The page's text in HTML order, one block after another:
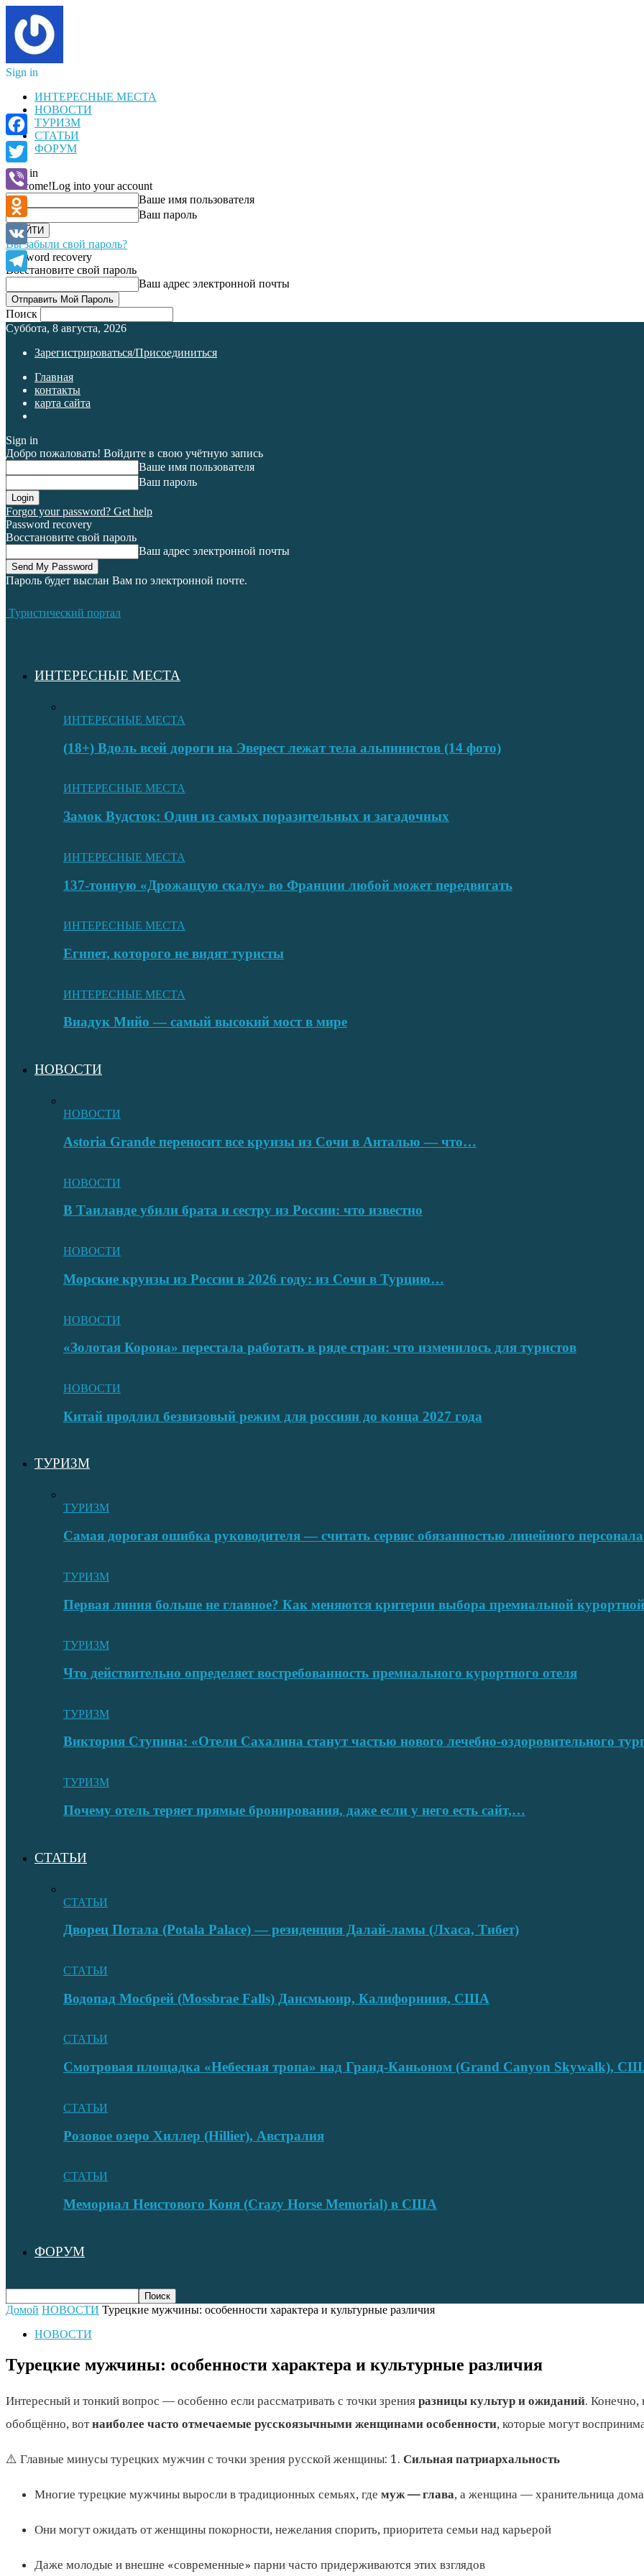
Sign in
ИНТЕРЕСНЫЕ МЕСТА
НОВОСТИ
ТУРИЗМ
СТАТЬИ
ФОРУМ
Sign in
Welcome!Log into your account
Ваше имя пользователя
Ваш пароль
Вы забыли свой пароль?
Password recovery
Восстановите свой пароль
Ваш адрес электронной почты
Поиск
Суббота, 8 августа, 2026
Зарегистрироваться/Присоединиться
Главная
контакты
карта сайта
Sign in
Добро пожаловать! Войдите в свою учётную запись
Ваше имя пользователя
Ваш пароль
Forgot your password? Get help
Password recovery
Восстановите свой пароль
Ваш адрес электронной почты
Пароль будет выслан Вам по электронной почте.
Туристический портал
ИНТЕРЕСНЫЕ МЕСТА
ИНТЕРЕСНЫЕ МЕСТА
(18+) Вдоль всей дороги на Эверест лежат тела альпинистов (14 фото)
ИНТЕРЕСНЫЕ МЕСТА
Замок Вудсток: Один из самых поразительных и загадочных
ИНТЕРЕСНЫЕ МЕСТА
137-тонную «Дрожащую скалу» во Франции любой может передвигать
ИНТЕРЕСНЫЕ МЕСТА
Египет, которого не видят туристы
ИНТЕРЕСНЫЕ МЕСТА
Виадук Мийо — самый высокий мост в мире
НОВОСТИ
НОВОСТИ
Astoria Grande переносит все круизы из Сочи в Анталью — что…
НОВОСТИ
В Таиланде убили брата и сестру из России: что известно
НОВОСТИ
Морские круизы из России в 2026 году: из Сочи в Турцию…
НОВОСТИ
«Золотая Корона» перестала работать в ряде стран: что изменилось для туристов
НОВОСТИ
Китай продлил безвизовый режим для россиян до конца 2027 года
ТУРИЗМ
ТУРИЗМ
Самая дорогая ошибка руководителя — считать сервис обязанностью линейного персонала
ТУРИЗМ
Первая линия больше не главное? Как меняются критерии выбора премиальной
ТУРИЗМ
Что действительно определяет востребованность премиального курортного отеля
ТУРИЗМ
Виктория Ступина: «Отели Сахалина станут частью нового лечебно-оздоровительного
ТУРИЗМ
Почему отель теряет прямые бронирования, даже если у него есть сайт,…
СТАТЬИ
СТАТЬИ
Дворец Потала (Potala Palace) — резиденция Далай-ламы (Лхаса, Тибет)
СТАТЬИ
Водопад Мосбрей (Mossbrae Falls) Дансмьюир, Калифорниия, США
СТАТЬИ
Смотровая площадка «Небесная тропа» над Гранд-Каньоном (Grand Canyon Skywalk),
СТАТЬИ
Розовое озеро Хиллер (Hillier), Австралия
СТАТЬИ
Мемориал Неистового Коня (Crazy Horse Memorial) в США
ФОРУМ
Домой НОВОСТИ Турецкие мужчины: особенности характера и культурные различия
НОВОСТИ
Турецкие мужчины: особенности характера и культурные различия
Интересный и тонкий вопрос — особенно если рассматривать с точки зрения разницы культур и ожиданий. Конечно,
обобщённо, вотнаиболее часто отмечаемые русскоязычными женщинами особенности, которые могут
⚠️ Главные минусы турецких мужчин с точки зрения русской женщины: 1. Сильная патриархальность
Многие турецкие мужчины выросли в традиционных семьях, где муж — глава, а женщина — хранительница дома
Они могут ожидать от женщины покорности, нежелания спорить, приоритета семьи над карьерой
Даже молодые и внешне «современные» парни часто придерживаются этих взглядов
Facebook
Twitter
Viber
Odnoklassniki
VK